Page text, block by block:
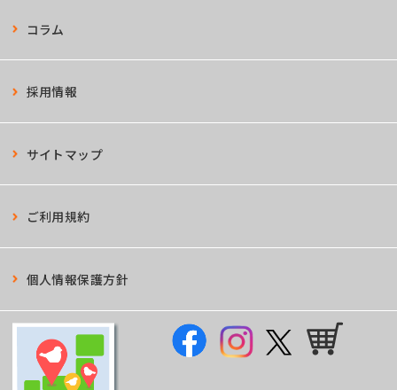
コラム
採用情報
サイトマップ
ご利用規約
個人情報保護方針